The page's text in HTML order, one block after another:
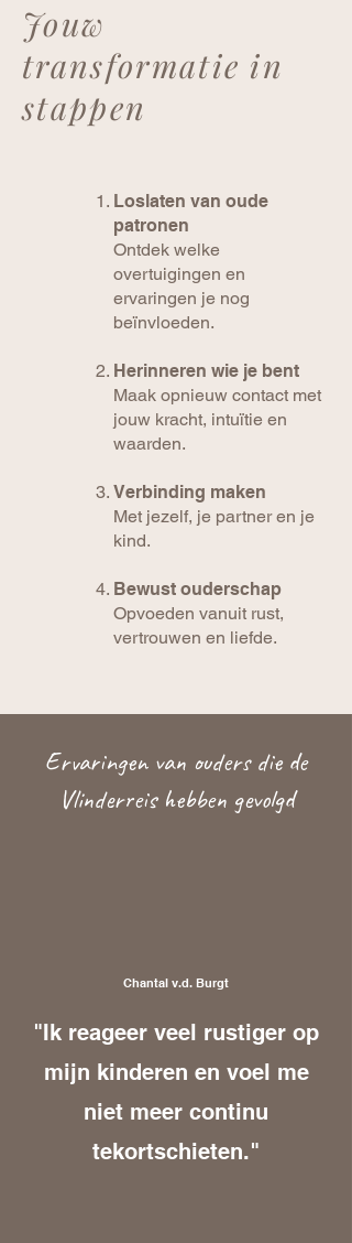
Jouw
transformatie in
stappen
Loslaten van oude
patronen
Ontdek welke
overtuigingen en
ervaringen je nog
beïnvloeden.
Herinneren wie je bent
Maak opnieuw contact met
jouw kracht, intuïtie en
waarden.
Verbinding maken
Met jezelf, je partner en je
kind.
Bewust ouderschap
Opvoeden vanuit rust,
vertrouwen en liefde.
Ervaringen van ouders die de
Vlinderreis hebben gevolgd
Chantal v.d. Burgt
"Ik reageer veel rustiger op
mijn kinderen en voel me
niet meer continu
tekortschieten."